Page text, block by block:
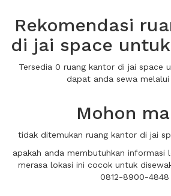
Rekomendasi
di jai space
Tersedia 0 ruang kantor di jai space
dapat anda sewa melalui
Mohon
tidak ditemukan ruang kantor di jai
apakah anda membutuhkan informasi
merasa lokasi ini cocok untuk
0812-8900-4848